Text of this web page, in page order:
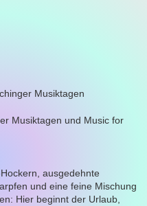
Musiktagen
Musiktagen und Music for
ausgedehnte
und eine feine Mischung
Hier beginnt der Urlaub,